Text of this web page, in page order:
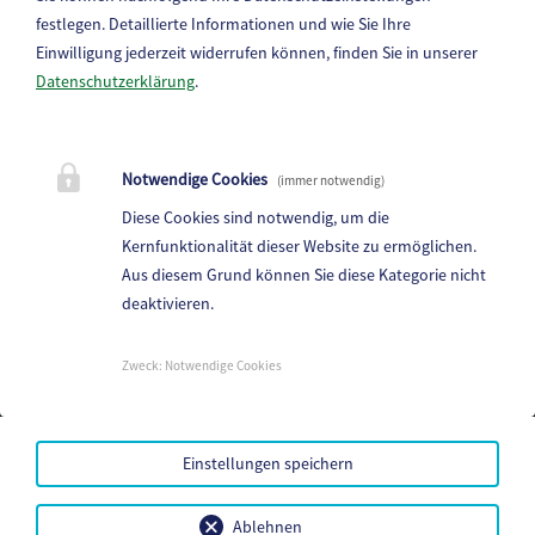
St. Gertraud 1, 9413 St.Gertraud
Telefon: +43 4352 72 180
E-Mail:frantschach@ktn.gde.at
Heute,Geschlossen
Heute,Geschlossen
Mehr...
Amtssignatur
festlegen. Detaillierte Informationen und wie Sie Ihre
Einwilligung jederzeit widerrufen können, finden Sie in unserer
Datenschutzerklärung.
Notwendige Cookies (immer notwendig)
Diese Cookies sind notwendig, um die
Kernfunktionalität dieser Website zu ermöglichen.
Aus diesem Grund können Sie diese Kategorie nicht
deaktivieren.
Zweck: Notwendige Cookies
Ablehnen
Einstellungen speichern